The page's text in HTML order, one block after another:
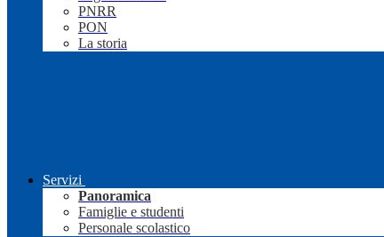
PNRR
PON
La storia
Servizi
Panoramica
Famiglie e studenti
Personale scolastico